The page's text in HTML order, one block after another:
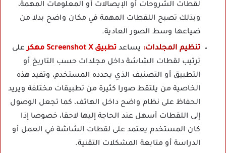
لقطات الشروحات أو الإيصالات أو المعلومات المهمة،
وبذلك تصبح اللقطات المهمة في مكان واضح بدلا من
ضياعها وسط الصور العادية.
تنظيم المجلدات: يساعد تطبيق Screenshot X مهكر
على
ترتيب لقطات الشاشة داخل مجلدات حسب التاريخ أو
التطبيق أو التصنيف الذي يحدده المستخدم، وتفيد هذه
الخاصية من يلتقط صورا كثيرة من تطبيقات مختلفة ويريد
الحفاظ على نظام واضح داخل الهاتف، كما تجعل الوصول
إلى اللقطات أسهل عند الحاجة إليها لاحقا، خصوصا إذا
كان المستخدم يعتمد على لقطات الشاشة في العمل أو
الدراسة أو متابعة المشكلات التقنية.